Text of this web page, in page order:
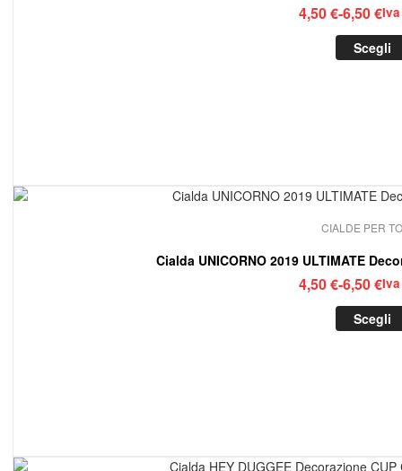
4,50€-6,50€
di
Scegli
CIALDE PER
Cialda UNICORNO 2019 ULTIMATE
4,50€-6,50€
di
Scegli